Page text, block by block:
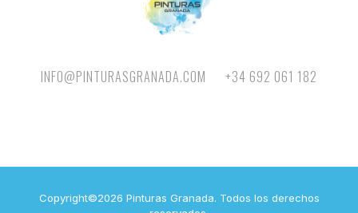
INFO@PINTURASGRANADA.COM +34 692 061 182
Copyright©2026 Pinturas Granada. Todos los derechos